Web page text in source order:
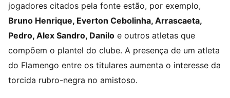
jogadores citados pela fonte estão, por exemplo,
Bruno Henrique, Everton Cebolinha, Arrascaeta,
Pedro, Alex Sandro, Danilo e outros atletas que
compõem o plantel do clube. A presença de um atleta
do Flamengo entre os titulares aumenta o interesse da
torcida rubro-negra no amistoso.